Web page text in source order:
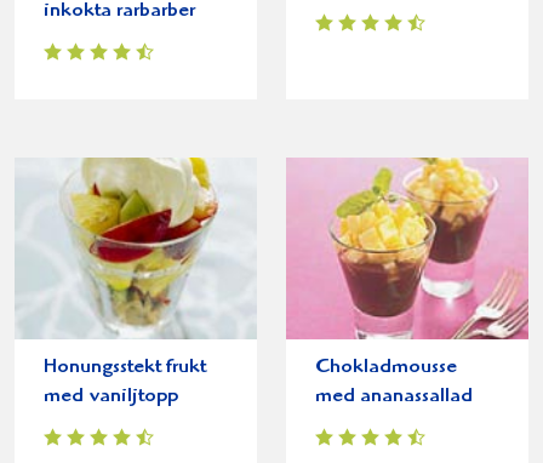
inkokta rarbarber
Honungsstekt frukt
med vaniljtopp
Chokladmousse
med ananassallad